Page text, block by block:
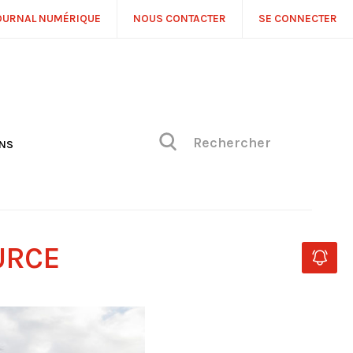
NUMÉRIQUE NOUS CONTACTER SE CONNECTER